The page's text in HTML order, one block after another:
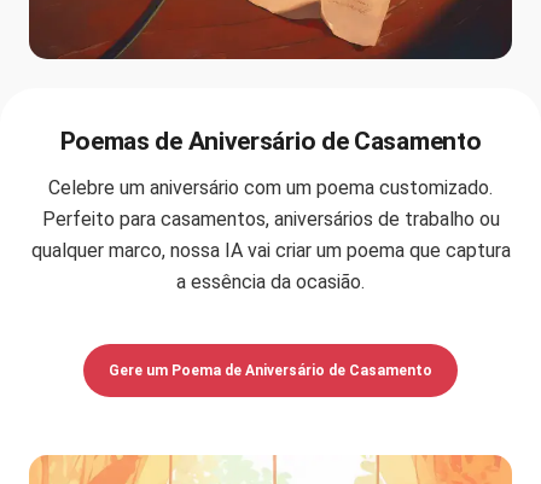
Poemas de Aniversário de Casamento
Celebre um aniversário com um poema customizado.
Perfeito para casamentos, aniversários de trabalho ou
qualquer marco, nossa IA vai criar um poema que captura
a essência da ocasião.
Gere um Poema de Aniversário de Casamento